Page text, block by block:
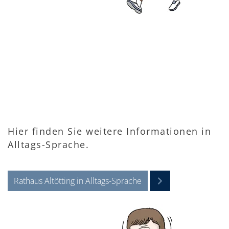
Hier finden Sie weitere Informationen in
Alltags-Sprache.
Rathaus Altötting in Alltags-Sprache